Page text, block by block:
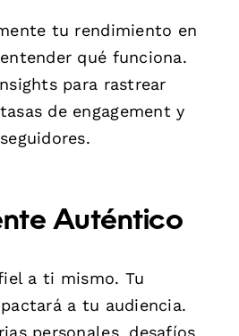
tu rendimiento en
qué funciona.
para rastrear
de engagement y
Auténtico
a ti mismo. Tu
a tu audiencia.
personales, desafíos